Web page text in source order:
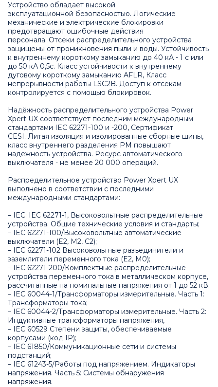
Устройство обладает высокой
эксплуатационной безопасностью. Логические
механические и электрические блокировки
предотвращают ошибочные действия
персонала. Отсеки распределительного устройства
защищены от проникновения пыли и воды. Устойчивость
к внутреннему короткому замыканию до 40 кА - 1 с или
до 50 кА 0,5с. Класс устойчивости к внутреннему
дуговому короткому замыканию AFLR, Класс
непрерывности работы LSC2B. Доступ к отсекам
контролируется с помощью блокировок.
Надёжность распределительного устройства Power
Xpert UX соответствует последним международным
стандартами IEC 62271-100 и -200, Сертификат
CESI. Литая изоляция и изолированные сборные шины,
класс внутреннего разделения PM повышают
надежность устройства. Ресурс автоматического
выключателя - не менее 20 000 операций.
Распределительное устройство Power Xpert UX
выполнено в соответствии с последними
международными стандартами:
– IEC: IEC 62271-1, Высоковольтные распределительные
устройства. Общие технические условия и стандарты;
– IEC 62271-100/Высоковольтные автоматические
выключатели (E2, M2, C2);
– IEC 62271-102 Высоковольтные разъединители и
заземлители переменного тока (E2, M0);
– IEC 62271-200/Комплектные распределительные
устройства переменного тока в металлическом корпусе,
рассчитанные на номинальные напряжения от 1 до 52 кВ;
– IEC 60044-1/Трансформаторы измерительные. Часть 1:
Трансформаторы тока;
– IEC 60044-2/Трансформаторы измерительные. Часть 2:
Индуктивные трансформаторы напряжения,
– IEC 60529 Степени защиты, обеспечиваемые
корпусами (код IP);
– IEC 61850/Коммуникационные сети и системы
подстанций;
– IEC 61243-5/Работы под напряжением. Индикаторы
напряжения. Часть 5: Системы обнаружения
напряжения.